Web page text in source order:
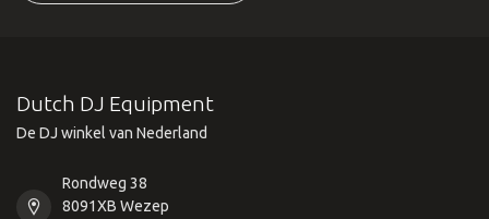
Dutch DJ Equipment
De DJ winkel van Nederland
Rondweg 38
8091XB Wezep